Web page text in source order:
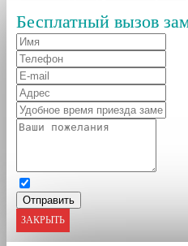
Бесплатный вызов
ЗАКРЫТЬ